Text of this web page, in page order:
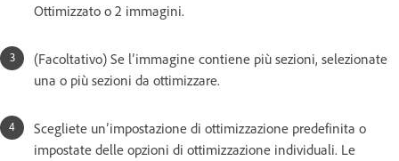
Ottimizzato o 2 immagini.
(Facoltativo) Se l’immagine contiene più sezioni, selezionate
una o più sezioni da ottimizzare.
Scegliete un’impostazione di ottimizzazione predefinita o
impostate delle opzioni di ottimizzazione individuali. Le